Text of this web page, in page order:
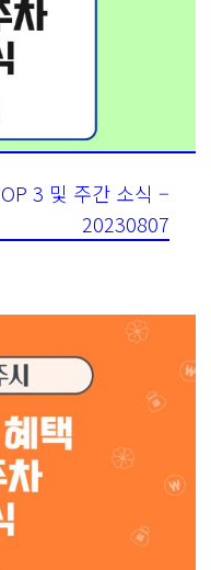
3 및 주간 소식 –
20230807